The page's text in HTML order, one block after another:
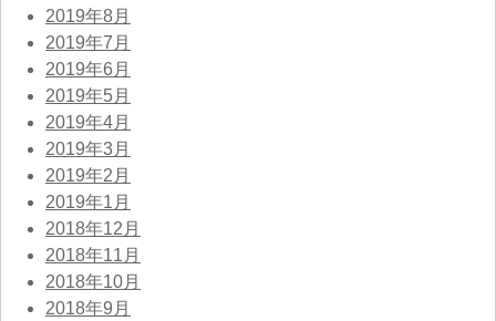
2019年8月
2019年7月
2019年6月
2019年5月
2019年4月
2019年3月
2019年2月
2019年1月
2018年12月
2018年11月
2018年10月
2018年9月